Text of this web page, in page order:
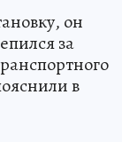
он
за
в